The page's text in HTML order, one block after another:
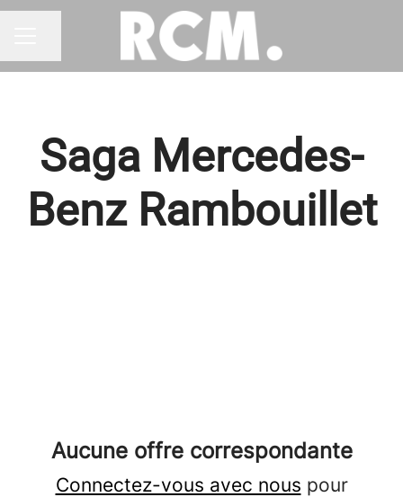
Partager la page
Saga Mercedes-
Benz Rambouillet
Aucune offre correspondante
Connectez-vous avec nous pour